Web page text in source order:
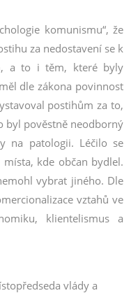
komunismu“, že
za nedostavení se k
a to i těm, které byly
dle zákona povinnost
postihům za to,
byl pověstně neodborný
na patologii. Léčilo se
kde občan bydlel.
vybrat jiného. Dle
vztahů ve
klientelismus a
vlády a